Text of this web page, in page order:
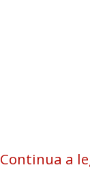
Continua a